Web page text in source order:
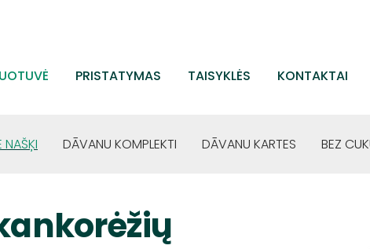
PRISTATYMAS TAISYKLĖS KONTAKTAI
NAŠĶI DĀVANU KOMPLEKTI DĀVANU KARTES BEZ